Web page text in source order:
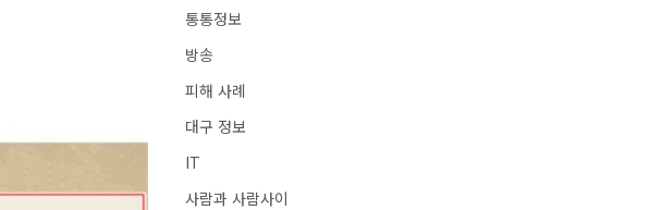
통통정보
방송
피해 사례
대구 정보
IT
사람과 사람사이